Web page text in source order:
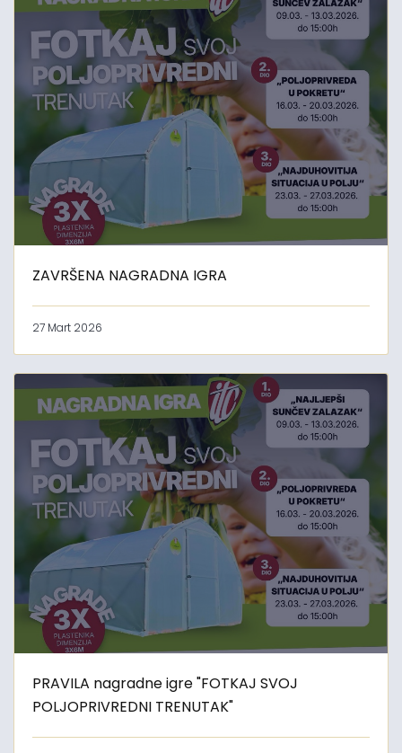
ZAVRŠENA NAGRADNA IGRA
27 Mart 2026
PRAVILA nagradne igre "FOTKAJ SVOJ
POLJOPRIVREDNI TRENUTAK"